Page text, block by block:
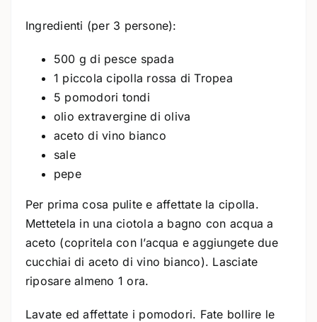
Ingredienti (per 3 persone):
500 g di pesce spada
1 piccola cipolla rossa di Tropea
5 pomodori tondi
olio extravergine di oliva
aceto di vino bianco
sale
pepe
Per prima cosa pulite e affettate la cipolla.
Mettetela in una ciotola a bagno con acqua a
aceto (copritela con l’acqua e aggiungete due
cucchiai di aceto di vino bianco). Lasciate
riposare almeno 1 ora.
Lavate ed affettate i pomodori. Fate bollire le